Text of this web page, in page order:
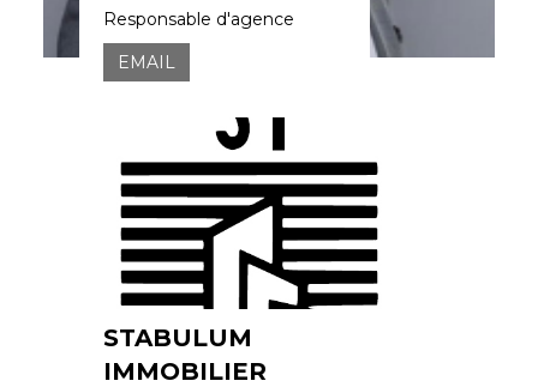
Responsable d'agence
EMAIL
STABULUM
IMMOBILIER